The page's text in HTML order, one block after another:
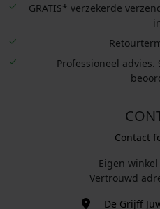
GRATIS* verzekerde
Professioneel
Contact
Eigen
Vertrouwd
De Grijff